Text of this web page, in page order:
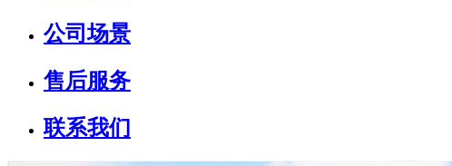
公司场景
售后服务
联系我们